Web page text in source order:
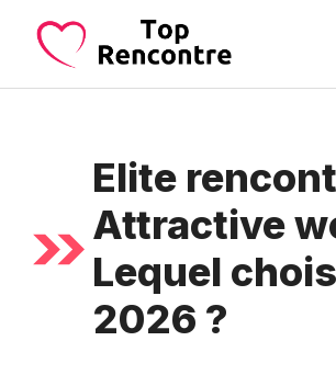
Aller
contenu
Elite
Attractive
Lequel
2026 ?